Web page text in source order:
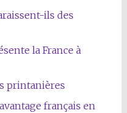
ils des
la France à
printanières
français en